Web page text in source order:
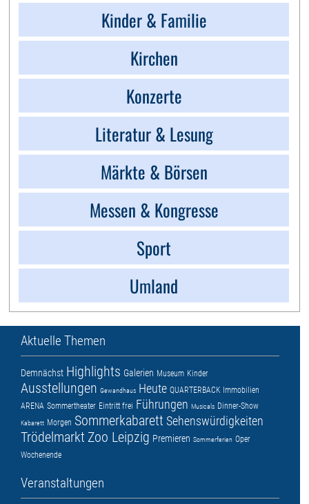
Kinder & Familie
Kirchen
Konzerte
Literatur & Lesung
Märkte & Börsen
Messen & Kongresse
Sport
Umland
Aktuelle Themen
Demnächst Highlights Galerien Museum Kinder
Ausstellungen Gewandhaus Heute QUARTERBACK Immobilien
ARENA Sommertheater Eintritt frei Führungen Musicals Dinner-Show
Kabarett Morgen Sommerkabarett Sehenswürdigkeiten
Trödelmarkt Zoo Leipzig Premieren Sommerferien Oper
Wochenende
Veranstaltungen